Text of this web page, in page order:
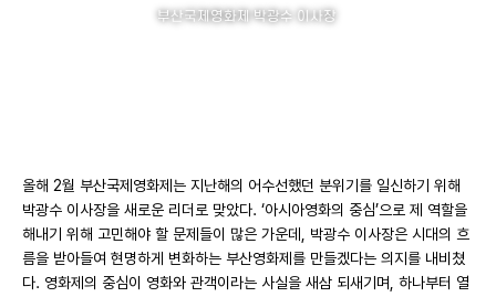
부산국제영화제 박광수 이사장
올해 2월 부산국제영화제는 지난해의 어수선했던 분위기를 일신하기 위해
박광수 이사장을 새로운 리더로 맞았다. ‘아시아영화의 중심’으로 제 역할을
해내기 위해 고민해야 할 문제들이 많은 가운데, 박광수 이사장은 시대의 흐
름을 받아들여 현명하게 변화하는 부산영화제를 만들겠다는 의지를 내비쳤
다. 영화제의 중심이 영화와 관객이라는 사실을 새삼 되새기며, 하나부터 열